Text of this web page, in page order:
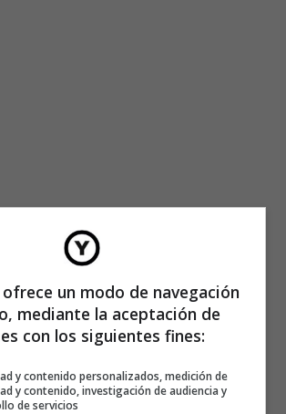
un modo de navegación
mediante la aceptación de
con los siguientes fines:
y contenido personalizados, medición de
y contenido, investigación de audiencia y
de servicios